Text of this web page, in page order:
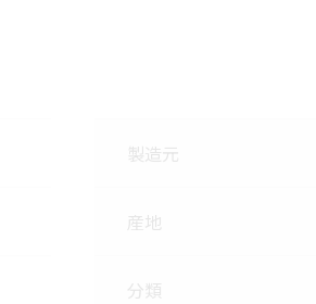
製造元
産地
分類